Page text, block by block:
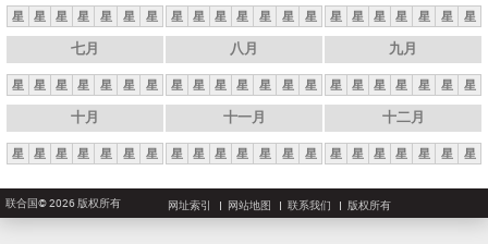
星 星 星 星 星 星 星 星 星 星 星 星 星 星 星 星 星 星 星 星 星
七月
星 星 星 星 星 星 星
八月
星 星 星 星 星 星 星
九月
星 星 星 星 星 星 星
十月
星 星 星 星 星 星 星
十一月
星 星 星 星 星 星 星
十二月
星 星 星 星 星 星 星
联合国© 2026 版权所有 网址索引 网站地图 联系我们 版权所有